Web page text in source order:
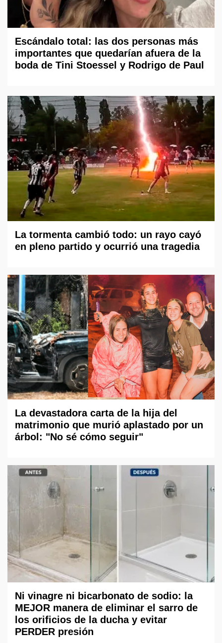
Escándalo total: las dos personas más
importantes que quedarían afuera de la
boda de Tini Stoessel y Rodrigo de Paul
La tormenta cambió todo: un rayo cayó
en pleno partido y ocurrió una tragedia
La devastadora carta de la hija del
matrimonio que murió aplastado por un
árbol: "No sé cómo seguir"
Ni vinagre ni bicarbonato de sodio: la
MEJOR manera de eliminar el sarro de
los orificios de la ducha y evitar
PERDER presión